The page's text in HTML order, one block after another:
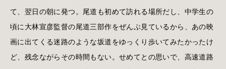
て、翌日の朝に発つ。尾道も初めて訪れる場所だし、中学生の
頃に大林宣彦監督の尾道三部作をぜんぶ見ているから、あの映
画に出てくる迷路のような坂道をゆっくり歩いてみたかったけ
ど、残念ながらその時間もない。せめてとの思いで、高速道路